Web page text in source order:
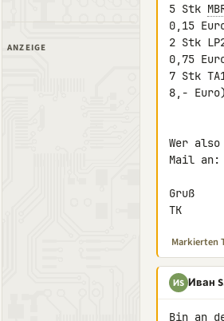
ANZEIGE
5 Stk
0,15
2 Stk
0,75
7 Stk
8,- Euro)
Wer
Mail an:
Gruß
TK
Markierten
ИS Иван
Bin an